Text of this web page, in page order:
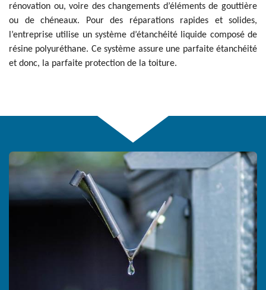
rénovation ou, voire des changements d’éléments de gouttière
ou de chéneaux. Pour des réparations rapides et solides,
l’entreprise utilise un système d’étanchéité liquide composé de
résine polyuréthane. Ce système assure une parfaite étanchéité
et donc, la parfaite protection de la toiture.